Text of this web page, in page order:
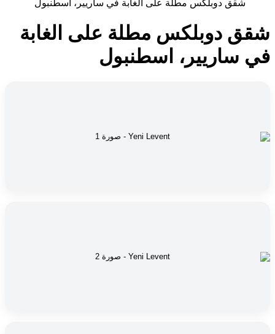
شقق دوبلكس مطلة على الغابة في ساريير، اسطنبول
شقق دوبلكس مطلة على الغابة
في ساريير، اسطنبول